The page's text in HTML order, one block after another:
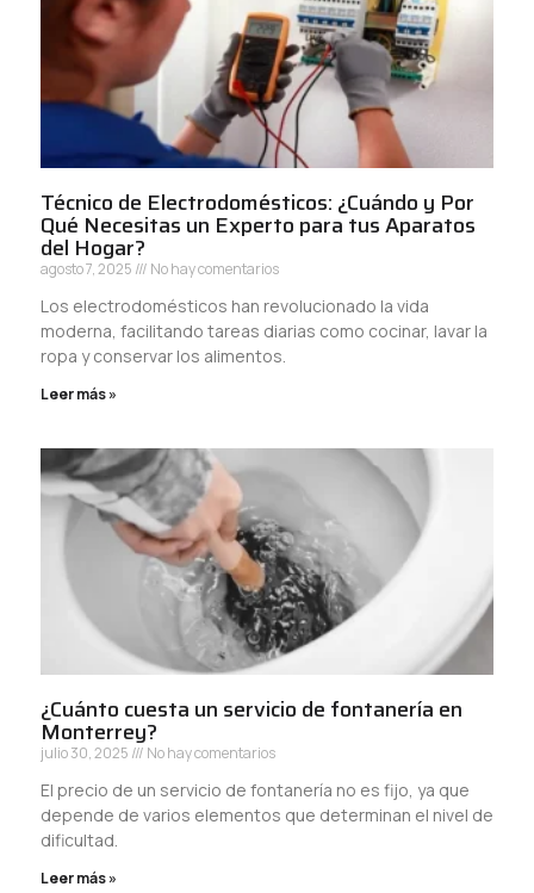
Técnico de Electrodomésticos: ¿Cuándo y Por
Qué Necesitas un Experto para tus Aparatos
del Hogar?
agosto 7, 2025 No hay comentarios
Los electrodomésticos han revolucionado la vida
moderna, facilitando tareas diarias como cocinar, lavar la
ropa y conservar los alimentos.
Leer más »
¿Cuánto cuesta un servicio de fontanería en
Monterrey?
julio 30, 2025 No hay comentarios
El precio de un servicio de fontanería no es fijo, ya que
depende de varios elementos que determinan el nivel de
dificultad.
Leer más »